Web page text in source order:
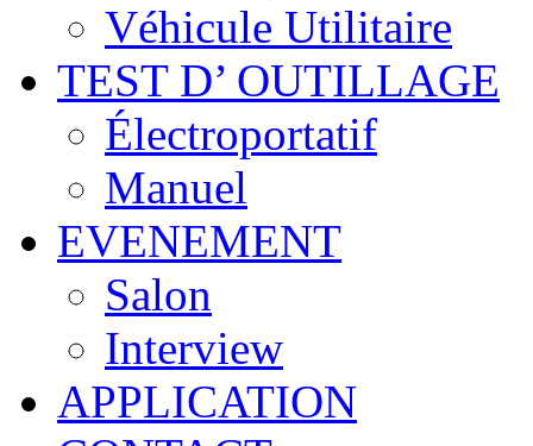
Véhicule Utilitaire
TEST D’ OUTILLAGE
Électroportatif
Manuel
EVENEMENT
Salon
Interview
APPLICATION